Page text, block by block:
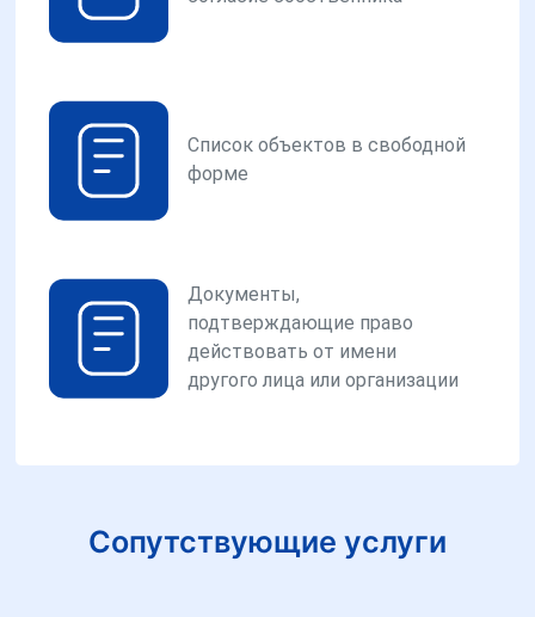
Список объектов в свободной
форме
Документы,
подтверждающие право
действовать от имени
другого лица или организации
Сопутствующие услуги